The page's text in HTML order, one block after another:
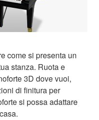
come si presenta un
stanza. Ruota e
3D dove vuoi,
di finitura per
si possa adattare